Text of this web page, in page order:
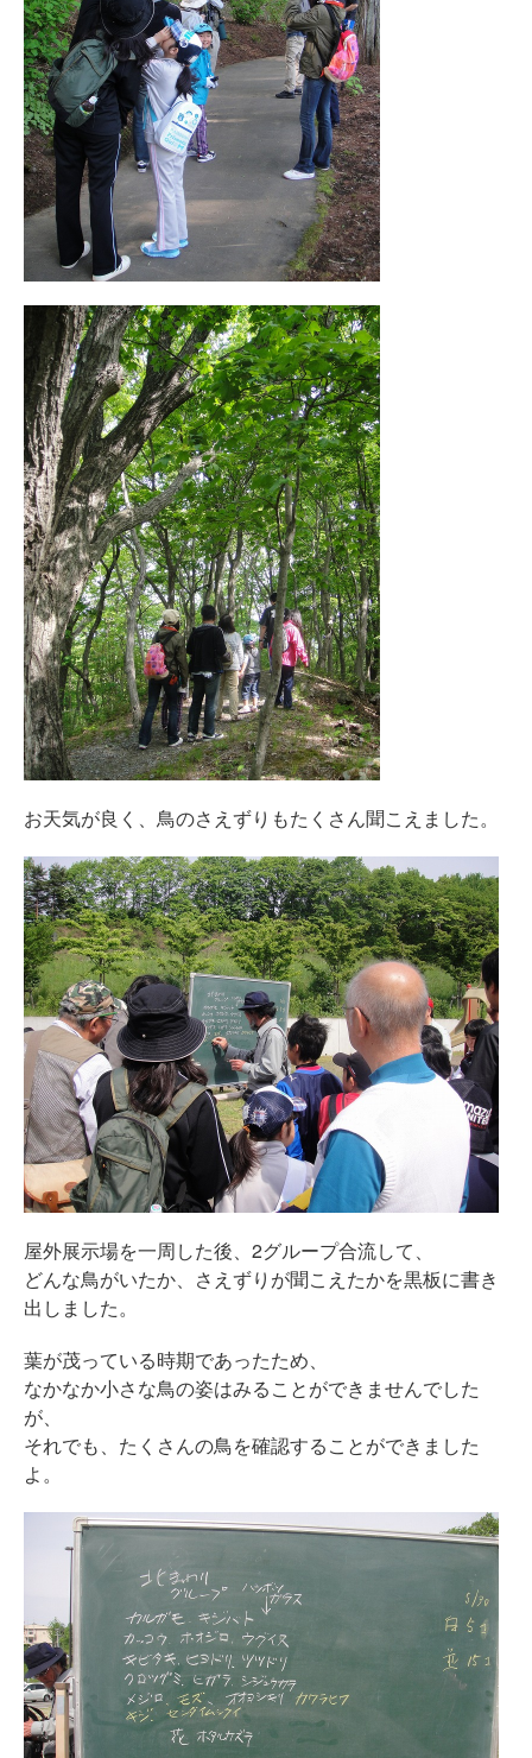
お天気が良く、鳥のさえずりもたくさん聞こえました。
屋外展示場を一周した後、2グループ合流して、
どんな鳥がいたか、さえずりが聞こえたかを黒板に書き
出しました。
葉が茂っている時期であったため、
なかなか小さな鳥の姿はみることができませんでした
が、
それでも、たくさんの鳥を確認することができました
よ。